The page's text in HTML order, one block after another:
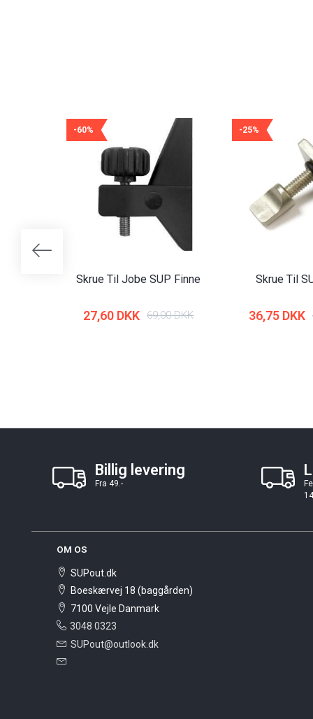
-60%
Skrue Til Jobe SUP Finne
27,60 DKK 69,00 DKK
-25%
Skrue Til
36,75 DKK
Billig levering
Fra 49.-
OM OS
SUPout.dk
Boeskærvej 18 (baggården)
7100 Vejle Danmark
3048 0323
SUPout@outlook.dk